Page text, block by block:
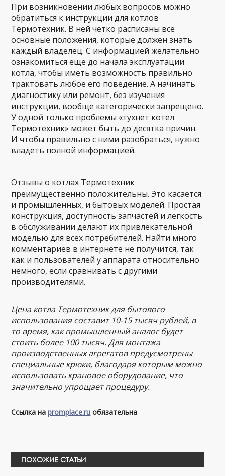
При возникновении любых вопросов можно
обратиться к инструкции для котлов
Термотехник. В ней четко расписаны все
основные положения, которые должен знать
каждый владелец. С информацией желательно
ознакомиться еще до начала эксплуатации
котла, чтобы иметь возможность правильно
трактовать любое его поведение. А начинать
диагностику или ремонт, без изучения
инструкции, вообще категорически запрещено.
У одной только проблемы «тухнет котел
Термотехник» может быть до десятка причин.
И чтобы правильно с ними разобраться, нужно
владеть полной информацией.
Отзывы о котлах Термотехник
преимущественно положительны. Это касается
и промышленных, и бытовых моделей. Простая
конструкция, доступность запчастей и легкость
в обслуживании делают их привлекательной
моделью для всех потребителей. Найти много
комментариев в интернете не получится, так
как и пользователей у аппарата относительно
немного, если сравнивать с другими
производителями.
Цена котла Термотехник для бытового
использования составит 10-15 тысяч рублей, в
то время, как промышленный аналог будет
стоить более 100 тысяч. Для монтажа
производственных агрегатов предусмотрены
специальные крюки, благодаря которым можно
использовать крановое оборудование, что
значительно упрощает процедуру.
Ссылка наpromplace.ru обязательна
ПОХОЖИЕ СТАТЬИ